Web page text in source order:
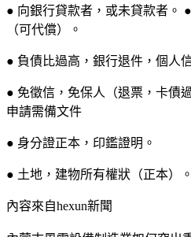
● 向銀行貸款者，或未貸款者。
（可代償）。
● 負債比過高，銀行退件，個人
● 免徵信，免保人（退票，卡債
申請需備文件
● 身分證正本，印鑑證明。
● 土地，建物所有權狀（正本）。
內容來自hexun新聞